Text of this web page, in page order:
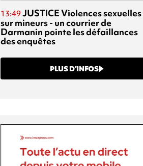
13:49 JUSTICEViolences sexuelles
sur mineurs - un courrier de
Darmanin pointe les défaillances
des enquêtes
PLUS D’INFOS